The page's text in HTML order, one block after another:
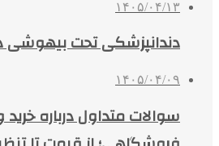
۱۴۰۵/۰۴/۱۳
دندانپزشکی تحت بیهوشی
۱۴۰۵/۰۴/۰۹
سوالات متداول درباره